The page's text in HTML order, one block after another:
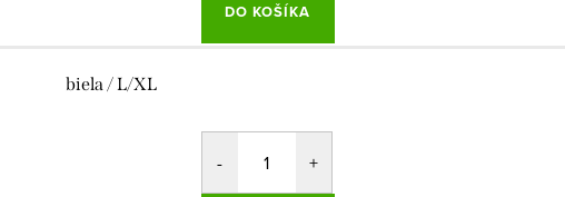
DO KOŠÍKA
biela / L/XL